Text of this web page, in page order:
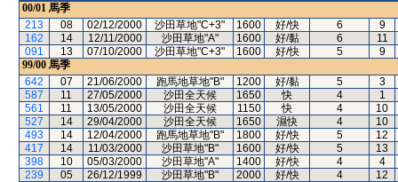
00/01 馬季
213
08 02/12/2000 沙田草地"C+3" 1600 好/快 6
9
162
14 12/11/2000 沙田草地"A" 1600 好/黏 6
11
091
13 07/10/2000 沙田草地"C+3" 1600 好/快 5
9
99/00 馬季
642
07 21/06/2000 跑馬地草地"B" 1200 好/黏 5
3
587
11 27/05/2000 沙田全天候 1650 快 4
1
561
11 13/05/2000 沙田全天候 1150 快 4
10
527
14 29/04/2000 沙田全天候 1650 濕快 4
10
493
14 12/04/2000 跑馬地草地"B" 1800 好/快 5
12
417
14 11/03/2000 沙田草地"B" 1600 好/快 5
13
398
10 05/03/2000 沙田草地"A" 1400 好/快 4
4
239
05 26/12/1999 沙田草地"B" 2000 好/快 4
12